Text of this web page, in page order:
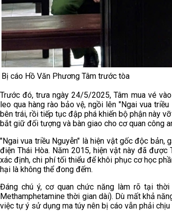
Bị cáo Hồ Văn Phương Tâm trước tòa
Trước đó, trưa ngày 24/5/2025, Tâm mua vé
leo qua hàng rào bảo vệ, ngồi lên "Ngai vua
bên trái, rồi tiếp tục đập phá khiến bộ phận này
bắt giữ đối tượng và bàn giao cho cơ quan công
"Ngai vua triều Nguyễn" là hiện vật gốc độc
điện Thái Hòa. Năm 2015, hiện vật này đã
xác định, chi phí tối thiểu để khôi phục cơ học
hại là không thể đong đếm.
Đáng chú ý, cơ quan chức năng làm rõ tại
Methamphetamine thời gian dài). Dù mất khả
việc tự ý sử dụng ma túy nên bị cáo vẫn phải